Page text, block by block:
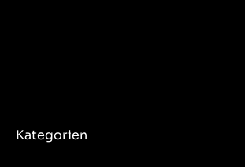
Kategorien